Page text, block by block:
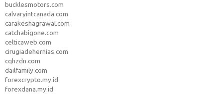
bucklesmotors.com
calvaryintcanada.com
carakeshagrawal.com
catchabigone.com
celticaweb.com
cirugiadehernias.com
cqhzdn.com
dailfamily.com
forexcrypto.my.id
forexdana.my.id